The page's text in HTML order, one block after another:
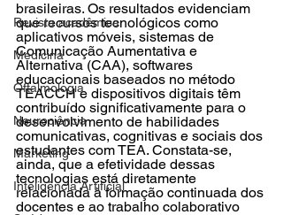
Revista acadêmica
Medicina
Oftalmologia
Neurociência
Marketing
Inteligência Artificial
brasileiras. Os resultados evidenciam
que recursos tecnológicos como
aplicativos móveis, sistemas de
Comunicação Aumentativa e
Alternativa (CAA), softwares
educacionais baseados no método
TEACCH e dispositivos digitais têm
contribuído significativamente para o
desenvolvimento de habilidades
comunicativas, cognitivas e sociais dos
estudantes com TEA. Constata-se,
ainda, que a efetividade dessas
tecnologias está diretamente
relacionada à formação continuada dos
docentes e ao trabalho colaborativo